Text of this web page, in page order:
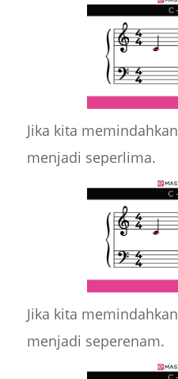
Jika kita memindahkan
menjadi seperlima.
Jika kita memindahkan
menjadi seperenam.